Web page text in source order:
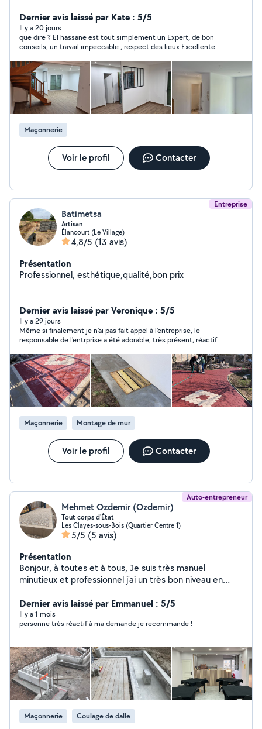
Dernier avis laissé par Kate : 5/5
Il y a 20 jours
que dire ? El hassane est tout simplement un Expert, de bon
conseils, un travail impeccable , respect des lieux Excellente
mes travaux
Maçonnerie
Voir le profil Contacter
Entreprise
Batimetsa
Artisan
Élancourt (Le Village)
4,8/5 (13 avis)
Présentation
Professionnel, esthétique,qualité,bon prix
Dernier avis laissé par Veronique : 5/5
Il y a 29 jours
Même si finalement je n'ai pas fait appel à l'entreprise, le
responsable de l'entrprise a été adorable, très présent, réactif
merci pour votre gentillesse
Maçonnerie Montage de mur
Voir le profil Contacter
Auto-entrepreneur
Mehmet Ozdemir (Ozdemir)
Tout corps d'État
Les Clayes-sous-Bois (Quartier Centre 1)
5/5 (5 avis)
Présentation
Bonjour, à toutes et à tous, Je suis très manuel
minutieux et professionnel j'ai un très bon niveau en
bain parquet carrelage maçonnerie , je gère aussi
l'électricité la plomberie je touche vraiment à tout je
reste à votre disposition pour plus de renseignements
Dernier avis laissé par Emmanuel : 5/5
Il y a 1 mois
personne très réactif à ma demande je recommande !
Maçonnerie Coulage de dalle